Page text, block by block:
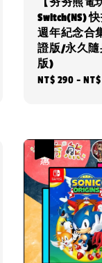
【夯夯熊電
Switch(NS)
週年紀念合
證版/永久隨
版)
Regular
NT$ 290 -